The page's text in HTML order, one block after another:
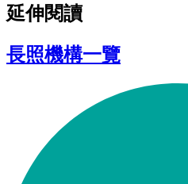
延伸閱讀
長照機構一覽